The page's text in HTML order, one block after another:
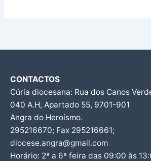
CONTACTOS
Cúria diocesana: Rua dos Canos
040 A.H, Apartado 55, 9701-901
Angra do Heroísmo.
295216670; Fax 295216661;
diocese.angra@gmail.com
Horário: 2ª a 6ª feira das 09:00 às